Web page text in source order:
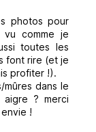
photos pour
comme je
toutes les
font rire (et je
profiter !).
dans le
aigre ? merci
!